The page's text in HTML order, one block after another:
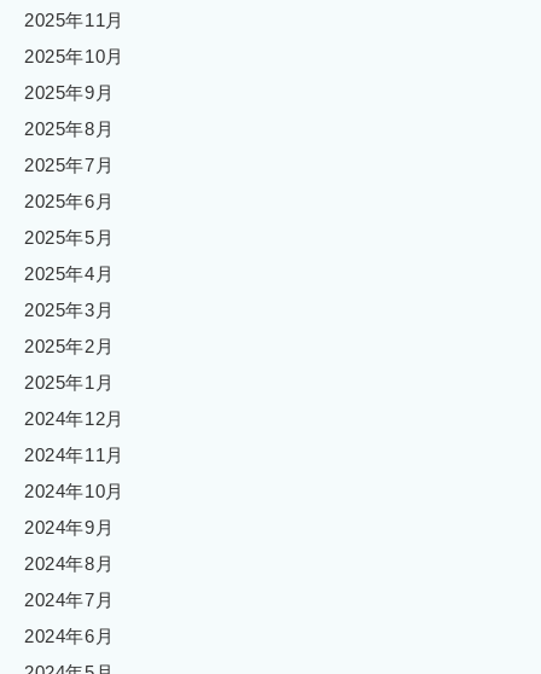
2025年11月
2025年10月
2025年9月
2025年8月
2025年7月
2025年6月
2025年5月
2025年4月
2025年3月
2025年2月
2025年1月
2024年12月
2024年11月
2024年10月
2024年9月
2024年8月
2024年7月
2024年6月